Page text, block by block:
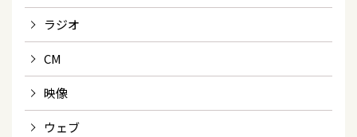
ラジオ
CM
映像
ウェブ